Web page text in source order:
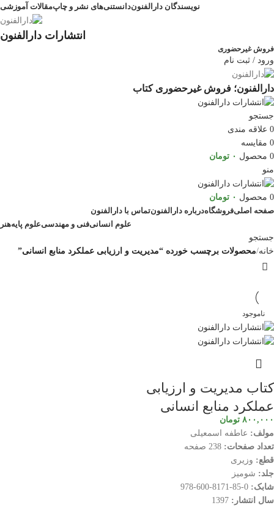
نویسندگان دارالفنوندانستنی‌های نشر و چاپمقالات آموزشی
انتشارات دارالفنون
فروش غیرحضوری
ورود / ثبت نام
دارالفنون؛ فروش غیرحضوری کتاب
جستجو
0 علاقه مندی
0 مقایسه
0 محصول ۰ تومان
منو
0 محصول ۰ تومان
صفحه اصلیفروشگاهدرباره دارالفنونتماس با دارالفنون
علوم انسانیفنی و مهندسیعلوم پایههنر
جستجو
خانه محصولات برچسب خورده “مدیریت و ارزیابی عملکرد منابع انسانی”
ناموجود
کتاب مدیریت و ارزیابی
عملکرد منابع انسانی
۸۰۰,۰۰۰ تومان
مولف: عاطفه اسمعیلی
تعداد صفحات:
قطع: وزیری
جلد: شومیز
شابک:
سال انتشار: